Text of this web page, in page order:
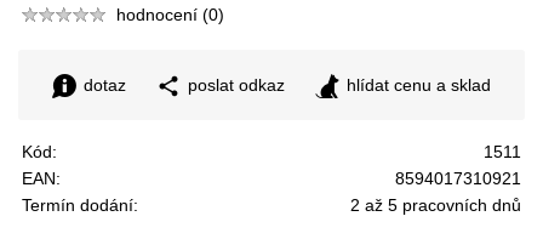
hodnocení (0)
dotaz poslat odkaz hlídat cenu a sklad
Kód:
1511
EAN:
8594017310921
Termín dodání:
2 až 5 pracovních dnů